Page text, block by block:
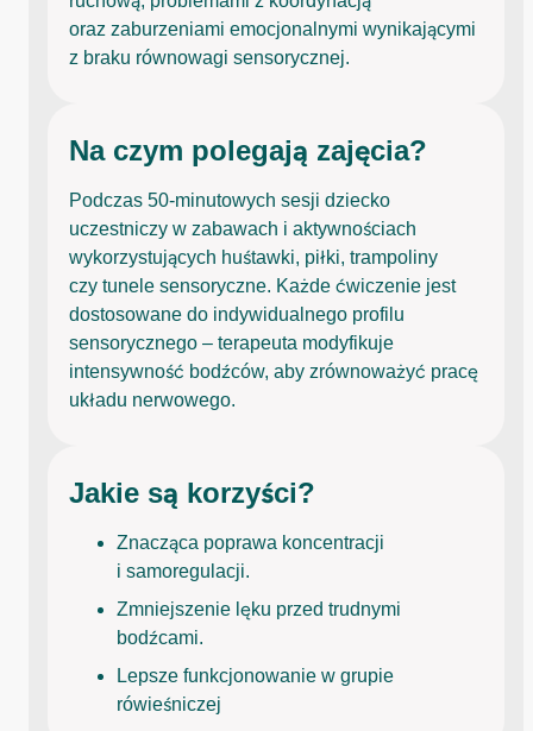
oraz zaburzeniami emocjonalnymi wynikającymi
z braku równowagi sensorycznej.
Na czym polegają zajęcia?
Podczas 50-minutowych sesji dziecko
uczestniczy w zabawach i aktywnościach
wykorzystujących huśtawki, piłki, trampoliny
czy tunele sensoryczne. Każde ćwiczenie jest
dostosowane do indywidualnego profilu
sensorycznego – terapeuta modyfikuje
intensywność bodźców, aby zrównoważyć pracę
układu nerwowego.
Jakie są korzyści?
Znacząca poprawa koncentracji
i samoregulacji.
Zmniejszenie lęku przed trudnymi
bodźcami.
Lepsze funkcjonowanie w grupie
rówieśniczej